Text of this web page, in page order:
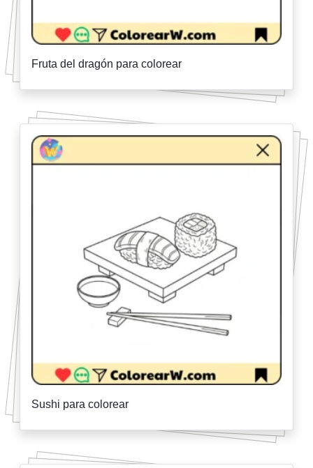
Fruta del dragón para colorear
Sushi para colorear